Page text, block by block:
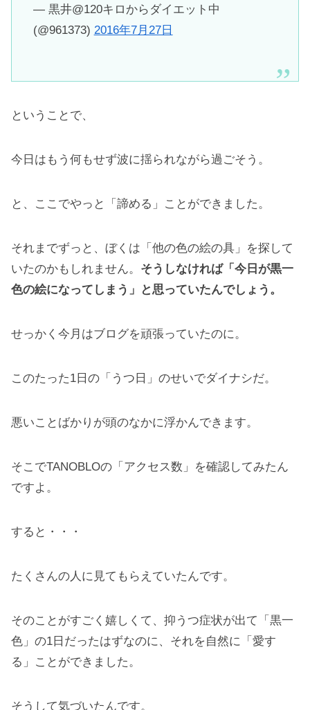
— 黒井@120キロからダイエット中
(@961373) 2016年7月27日
ということで、
今日はもう何もせず波に揺られながら過ごそう。
と、ここでやっと「諦める」ことができました。
それまでずっと、ぼくは「他の色の絵の具」を探して
いたのかもしれません。 そうしなければ「今日が黒一
色の絵になってしまう」と思っていたんでしょう。
せっかく今月はブログを頑張っていたのに。
このたった1日の「うつ日」のせいでダイナシだ。
悪いことばかりが頭のなかに浮かんできます。
そこでTANOBLOの「アクセス数」を確認してみたん
ですよ。
すると・・・
たくさんの人に見てもらえていたんです。
そのことがすごく嬉しくて、抑うつ症状が出て「黒一
色」の1日だったはずなのに、それを自然に「愛す
る」ことができました。
そうして気づいたんです。